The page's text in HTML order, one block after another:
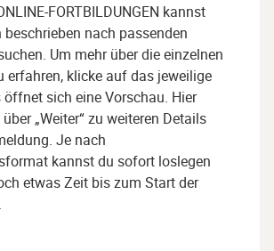
FORTBILDUNGEN kannst
beschrieben nach passenden
Um mehr über die einzelnen
erfahren, klicke auf das jeweilige
öffnet sich eine Vorschau. Hier
„Weiter“ zu weiteren Details
Je nach
kannst du sofort loslegen
etwas Zeit bis zum Start der